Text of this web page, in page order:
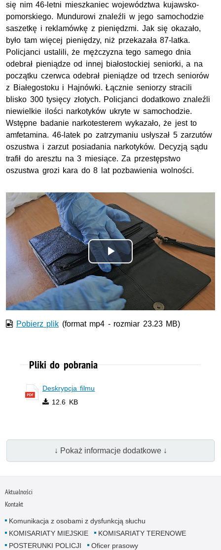
się nim 46-letni mieszkaniec województwa kujawsko-
pomorskiego. Mundurowi znaleźli w jego samochodzie
saszetkę i reklamówkę z pieniędzmi. Jak się okazało,
było tam więcej pieniędzy, niż przekazała 87-latka.
Policjanci ustalili, że mężczyzna tego samego dnia
odebrał pieniądze od innej białostockiej seniorki, a na
początku czerwca odebrał pieniądze od trzech seniorów
z Białegostoku i Hajnówki. Łącznie seniorzy stracili
blisko 300 tysięcy złotych. Policjanci dodatkowo znaleźli
niewielkie ilości narkotyków ukryte w samochodzie.
Wstępne badanie narkotesterem wykazało, że jest to
amfetamina. 46-latek po zatrzymaniu usłyszał 5 zarzutów
oszustwa i zarzut posiadania narkotyków. Decyzją sądu
trafił do aresztu na 3 miesiące.Za przestępstwo
oszustwa grozi kara do 8 lat pozbawienia wolności.
Odtwórz
wideo
Pobierz plik (format mp4 - rozmiar 23.23 MB)
Pliki do pobrania
Deskrypcja filmu
12.6 KB
↓ Pokaż informacje dodatkowe ↓
Aktualności
Kontakt
Komunikacja z osobami z dysfunkcją słuchu
KOMISARIATY MIEJSKIE
KOMISARIATY TERENOWE
POSTERUNKI POLICJI
Oficer prasowy